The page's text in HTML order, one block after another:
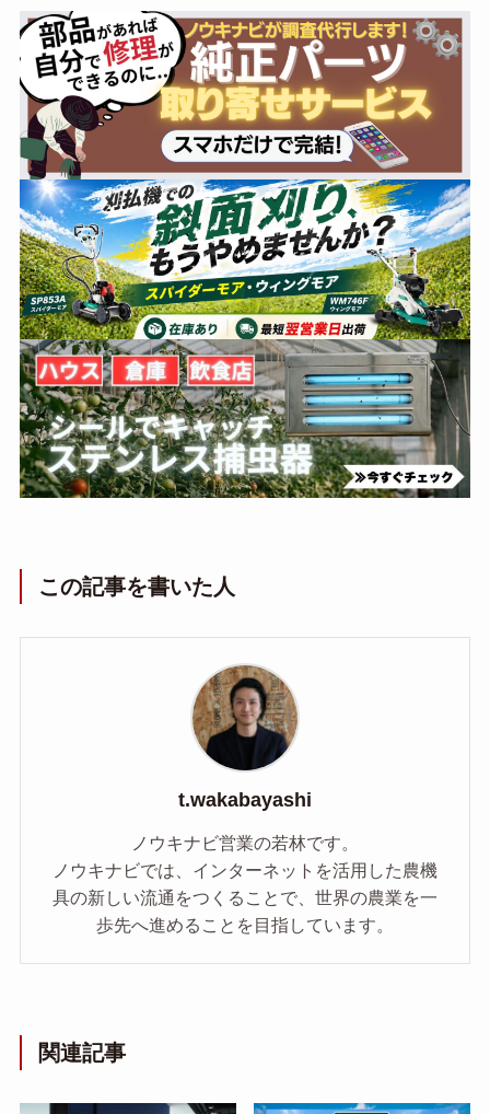
この記事を書いた人
t.wakabayashi
ノウキナビ営業の若林です。
ノウキナビでは、インターネットを活用した農機
具の新しい流通をつくることで、世界の農業を一
歩先へ進めることを目指しています。
関連記事